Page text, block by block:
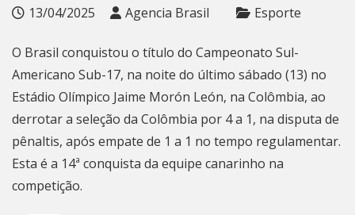
13/04/2025 Agencia Brasil Esporte
O Brasil conquistou o título do Campeonato Sul-
Americano Sub-17, na noite do último sábado (13) no
Estádio Olímpico Jaime Morón León, na Colômbia, ao
derrotar a seleção da Colômbia por 4 a 1, na disputa de
pênaltis, após empate de 1 a 1 no tempo regulamentar.
Esta é a 14ª conquista da equipe canarinho na
competição.